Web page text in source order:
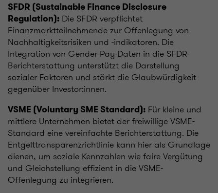
SFDR (Sustainable Finance Disclosure
Regulation): Die SFDR verpflichtet
Finanzmarktteilnehmende zur Offenlegung von
Nachhaltigkeitsrisiken und -indikatoren. Die
Integration von Gender-Pay-Daten in die SFDR-
Berichterstattung unterstützt die Darstellung
sozialer Faktoren und stärkt die Glaubwürdigkeit
gegenüber Investor:innen.
VSME (Voluntary SME Standard): Für kleine und
mittlere Unternehmen bietet der freiwillige VSME-
Standard eine vereinfachte Berichterstattung. Die
Entgelttransparenzrichtlinie kann hier als Grundlage
dienen, um soziale Kennzahlen wie faire Vergütung
und Gleichstellung effizient in die VSME-
Offenlegung zu integrieren.